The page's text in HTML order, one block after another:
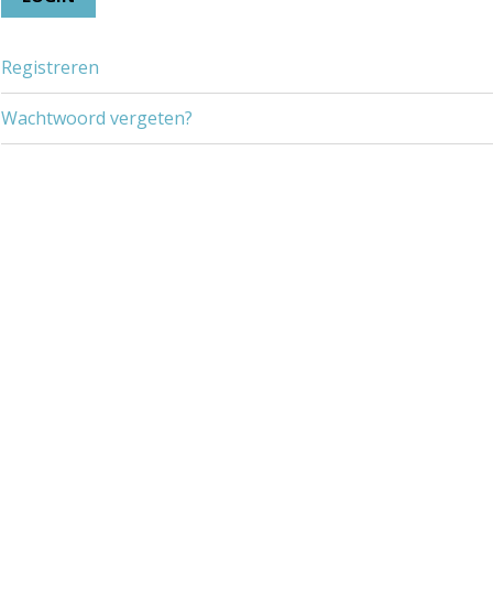
Registreren
Wachtwoord vergeten?